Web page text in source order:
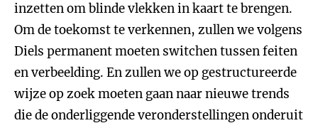
inzetten om blinde vlekken in kaart te brengen.
Om de toekomst te verkennen, zullen we volgens
Diels permanent moeten switchen tussen feiten
en verbeelding. En zullen we op gestructureerde
wijze op zoek moeten gaan naar nieuwe trends
die de onderliggende veronderstellingen onderuit